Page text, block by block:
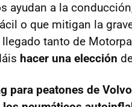
ayudan a la
o que mitigan la
tanto de
hacer una elección
para peatones de